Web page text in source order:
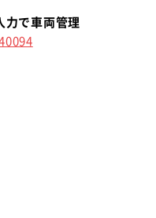
で車両管理